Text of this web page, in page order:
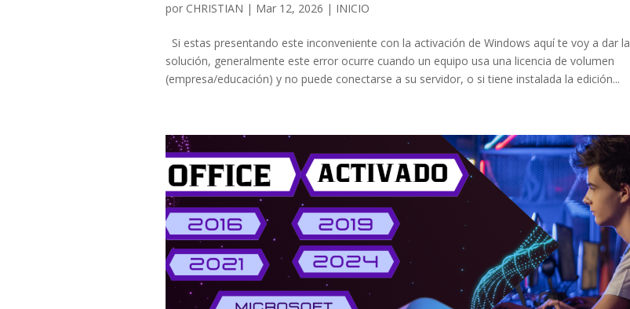
por CHRISTIAN | Mar 12, 2026 | INICIO
Si estas presentando este inconveniente con la activación de Windows aquí te voy a dar la
solución, generalmente este error ocurre cuando un equipo usa una licencia de volumen
(empresa/educación) y no puede conectarse a su servidor, o si tiene instalada la edición...